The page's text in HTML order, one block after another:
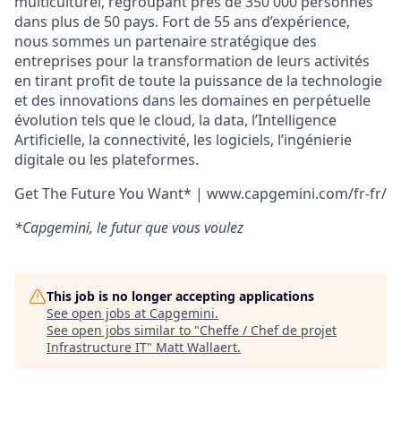
dans plus de 50 pays. Fort de 55 ans d’expérience,
nous sommes un partenaire stratégique des
entreprises pour la transformation de leurs activités
en tirant profit de toute la puissance de la technologie
et des innovations dans les domaines en perpétuelle
évolution tels que le cloud, la data, l’Intelligence
Artificielle, la connectivité, les logiciels, l’ingénierie
digitale ou les plateformes.
Get The Future You Want* | www.capgemini.com/fr-fr/
*Capgemini, le futur que vous voulez
This job is no longer accepting applications
See open jobs at Capgemini.
See open jobs similar to "Cheffe / Chef de projet
Infrastructure IT" Matt Wallaert.